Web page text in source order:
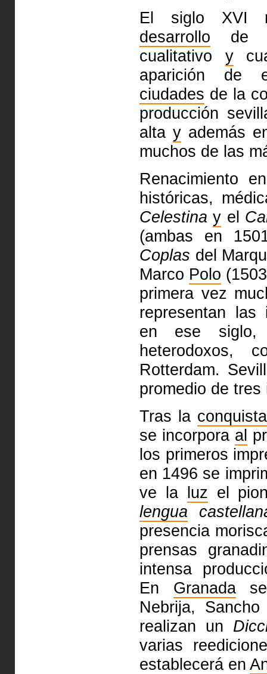
El siglo XVI
desarrollo de
cualitativo y
aparición de
ciudades de la
producción
alta y además
muchos de las
Renacimiento
históricas,
Celestina y el
(ambas en
Coplas del
Marco Polo
primera vez
representan las
en ese siglo,
heterodoxos,
Rotterdam.
promedio de
Tras la conquista
se incorpora al
los primeros
en 1496 se
ve la luz el
lengua
presencia
prensas
intensa
En Granadase
Nebrija,
realizan un
varias
establecerá en